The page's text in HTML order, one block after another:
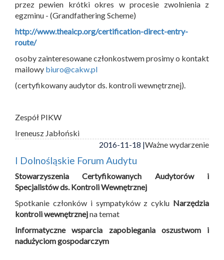
przez pewien krótki okres w procesie zwolnienia z
egzminu - (Grandfathering Scheme)
http://www.theaicp.org/certification-direct-entry-
route/
osoby zainteresowane członkostwem prosimy o kontakt
mailowy biuro@cakw.pl
(certyfikowany audytor ds. kontroli wewnętrznej).
Zespół PIKW
Ireneusz Jabłoński
2016-11-18 |Ważne wydarzenie
I Dolnośląskie Forum Audytu
Stowarzyszenia Certyfikowanych Audytorów i
Specjalistów ds. Kontroli Wewnętrznej
Spotkanie członków i sympatyków z cyklu Narzędzia
kontroli wewnętrznejna temat
Informatyczne wsparcia zapobiegania oszustwom i
nadużyciom gospodarczym